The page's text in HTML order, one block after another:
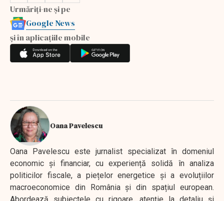
Urmăriți-ne și pe
Google News
și în aplicațiile mobile
Oana Pavelescu
Oana Pavelescu este jurnalist specializat în domeniul
economic și financiar, cu experiență solidă în analiza
politicilor fiscale, a piețelor energetice și a evoluțiilor
macroeconomice din România și din spațiul european.
Abordează subiectele cu rigoare, atenție la detaliu și